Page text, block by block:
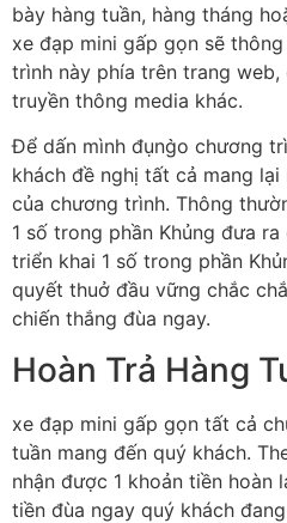
bày hàng tuần, hàng tháng
xe đạp mini gấp gọn sẽ
trình này phía trên trang web,
truyền thông media khác.
Để dấn mình đụng̀o chương
khách đề nghị tất cả mang
của chương trình. Thông
1 số trong phần Khủng đưa
triển khai 1 số trong phần
quyết thuở đầu vững chắc
chiến thắng đùa ngay.
Hoàn Trả Hàng
xe đạp mini gấp gọn tất cả
tuần mang đến quý khách.
nhận được 1 khoản tiền
tiền đùa ngay quý khách